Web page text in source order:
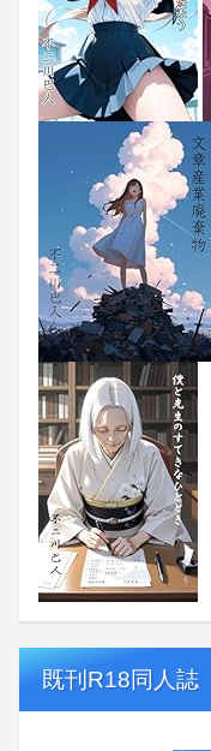
既刊R18同人誌